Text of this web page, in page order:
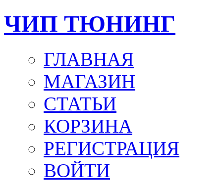
ЧИП ТЮНИНГ
ГЛАВНАЯ
МАГАЗИН
СТАТЬИ
КОРЗИНА
РЕГИСТРАЦИЯ
ВОЙТИ